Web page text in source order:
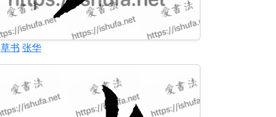
草书 张华